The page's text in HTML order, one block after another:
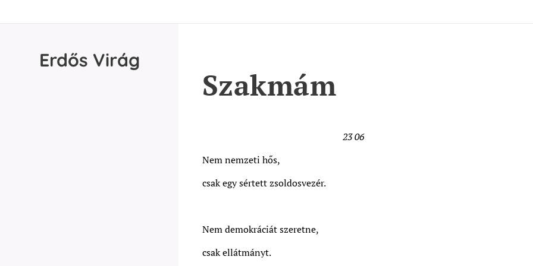
Erdős Virág
Szakmám
23 06
Nem nemzeti hős,
csak egy sértett zsoldosvezér.
Nem demokráciát szeretne,
csak ellátmányt.